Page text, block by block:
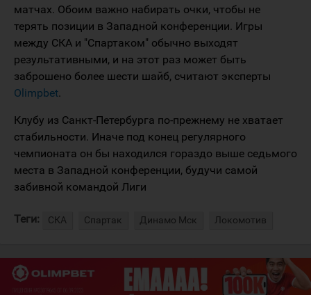
матчах. Обоим важно набирать очки, чтобы не
терять позиции в Западной конференции. Игры
между СКА и "Спартаком" обычно выходят
результативными, и на этот раз может быть
заброшено более шести шайб, считают эксперты
Olimpbet
Клубу из Санкт-Петербурга по-прежнему не хватает
стабильности. Иначе под конец регулярного
чемпионата он бы находился гораздо выше седьмого
места в Западной конференции, будучи самой
забивной командой Лиги
Теги: СКА Спартак Динамо Мск Локомотив